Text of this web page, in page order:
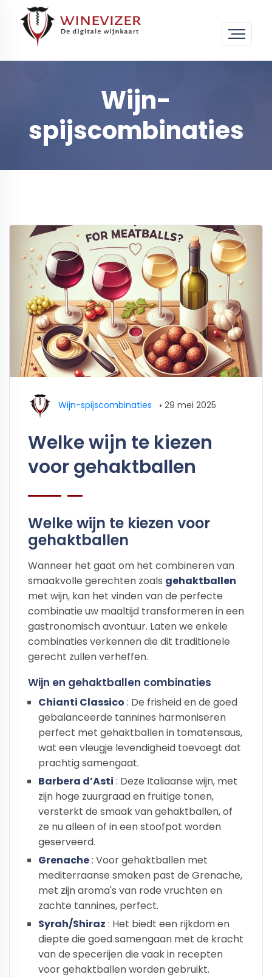
Wijn-
spijscombinaties
Wijn-spijscombinaties • 29 mei 2025
Welke wijn te kiezen
voor gehaktballen
Welke wijn te kiezen voor
gehaktballen
Wanneer het gaat om het combineren van
smaakvolle gerechten zoals gehaktballen
met wijn, kan het vinden van de perfecte
combinatie uw maaltijd transformeren in een
gastronomisch avontuur. Laten we enkele
combinaties verkennen die dit traditionele
gerecht zullen verheffen.
Wijn en gehaktballen combinaties
Chianti Classico : De frisheid en de goed
gebalanceerde tannines harmoniseren
perfect met gehaktballen in tomatensaus,
wat een vleugje levendigheid toevoegt dat
prachtig samengaat.
Barbera d’Asti : Deze Italiaanse wijn, met
zijn hoge zuurgraad en fruitige tonen,
versterkt de smaak van gehaktballen, of
ze nu alleen of in een stoofpot worden
geserveerd.
Grenache: Voor gehaktballen met
mediterraanse smaken past de Grenache,
met zijn aroma's van rode vruchten en
zachte tannines, perfect.
Syrah/Shiraz : Het biedt een rijkdom en
diepte die goed samengaan met de kracht
van de specerijen die vaak in recepten
voor gehaktballen worden gebruikt.